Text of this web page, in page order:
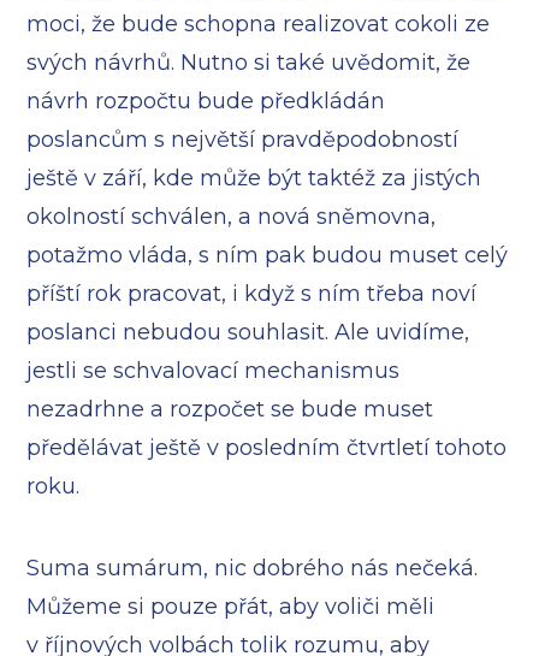
moci, že bude schopna realizovat cokoli ze
svých návrhů. Nutno si také uvědomit, že
návrh rozpočtu bude předkládán
poslancům s největší pravděpodobností
ještě v září, kde může být taktéž za jistých
okolností schválen, a nová sněmovna,
potažmo vláda, s ním pak budou muset celý
příští rok pracovat, i když s ním třeba noví
poslanci nebudou souhlasit. Ale uvidíme,
jestli se schvalovací mechanismus
nezadrhne a rozpočet se bude muset
předělávat ještě v posledním čtvrtletí tohoto
roku.
Suma sumárum, nic dobrého nás nečeká.
Můžeme si pouze přát, aby voliči měli
v říjnových volbách tolik rozumu, aby